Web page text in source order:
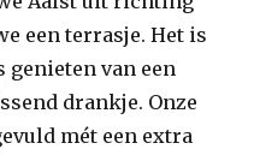
een terrasje. Het is
genieten van een
drankje. Onze
mét een extra